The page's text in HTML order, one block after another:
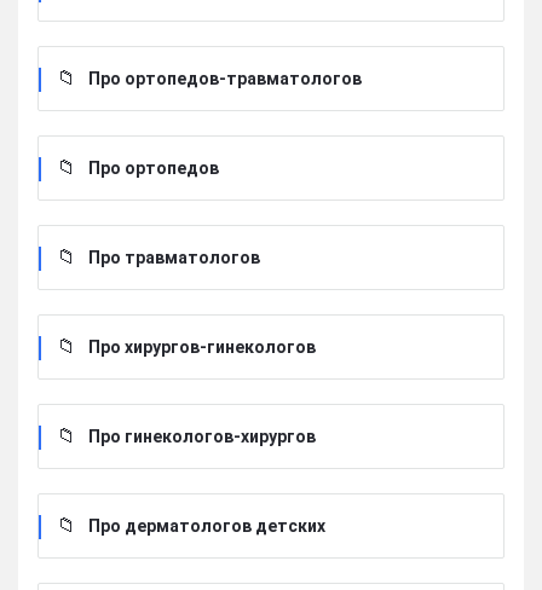
Про ортопедов-травматологов
Про ортопедов
Про травматологов
Про хирургов-гинекологов
Про гинекологов-хирургов
Про дерматологов детских